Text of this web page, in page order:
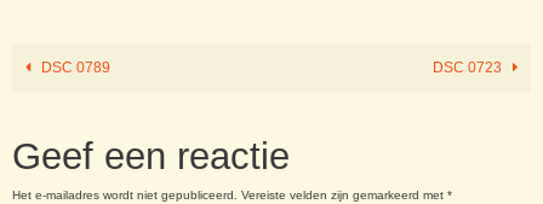
DSC 0789 DSC 0723
Geef een reactie
Het e-mailadres wordt niet gepubliceerd. Vereiste velden zijn gemarkeerd met *